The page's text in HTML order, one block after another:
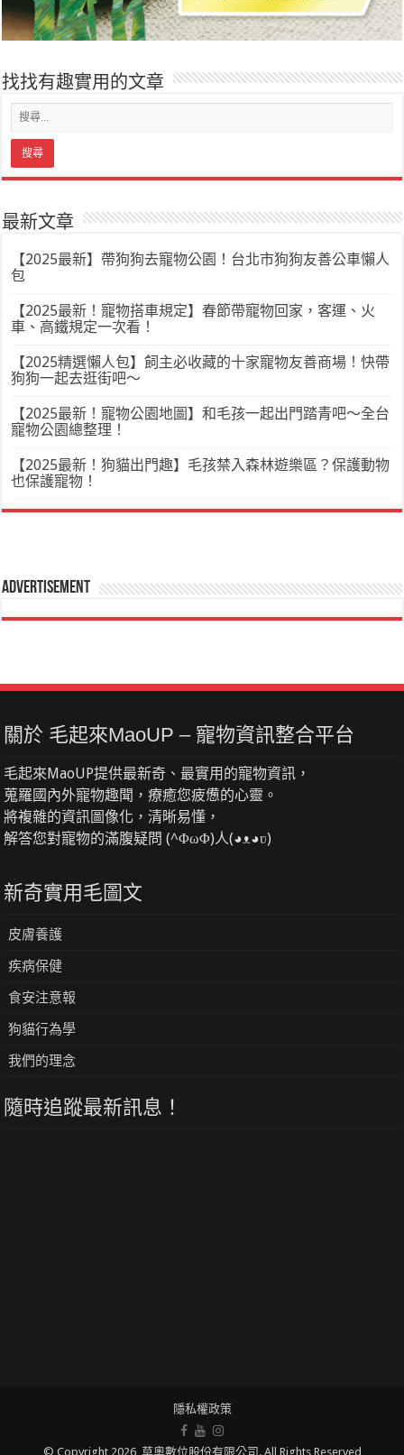
找找有趣實用的文章
最新文章
【2025最新】帶狗狗去寵物公園！台北市狗狗友善公車懶人
包
【2025最新！寵物搭車規定】春節帶寵物回家，客運、火
車、高鐵規定一次看！
【2025精選懶人包】飼主必收藏的十家寵物友善商場！快帶
狗狗一起去逛街吧～
【2025最新！寵物公園地圖】和毛孩一起出門踏青吧～全台
寵物公園總整理！
【2025最新！狗貓出門趣】毛孩禁入森林遊樂區？保護動物
也保護寵物！
Advertisement
關於 毛起來MaoUP – 寵物資訊整合平台
毛起來MaoUP提供最新奇、最實用的寵物資訊，
蒐羅國內外寵物趣聞，療癒您疲憊的心靈。
將複雜的資訊圖像化，清晰易懂，
解答您對寵物的滿腹疑問 (^ΦωΦ)人(◕ᴥ◕ʋ)
新奇實用毛圖文
皮膚養護
疾病保健
食安注意報
狗貓行為學
我們的理念
隨時追蹤最新訊息！
隱私權政策
© Copyright 2026, 莫奧數位股份有限公司. All Rights Reserved